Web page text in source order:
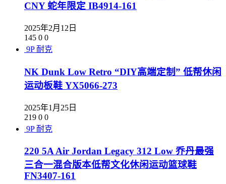
CNY 蛇年限定 IB4914-161
2025年2月12日
145 0 0
9P 耐克
NK Dunk Low Retro “DIY高端定制” 低帮休闲
运动板鞋 YX5066-273
2025年1月25日
219 0 0
9P 耐克
220 5A Air Jordan Legacy 312 Low 乔丹最强
三合一混合版本低帮文化休闲运动篮球鞋
FN3407-161